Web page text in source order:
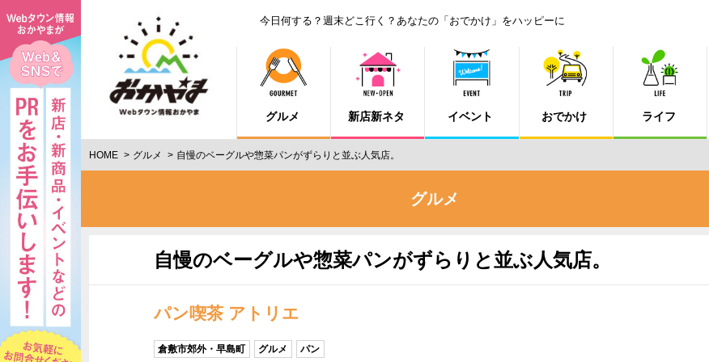
今日何する？週末どこ行く？あなたの「おでかけ」をハッピーに
グルメ 新店新ネタ イベント おでかけ ライフ
HOME グルメ 自慢のベーグルや惣菜パンがずらりと並ぶ人気店。
グルメ
自慢のベーグルや惣菜パンがずらりと並ぶ人気店。
パン喫茶 アトリエ
倉敷市郊外・早島町 グルメ パン